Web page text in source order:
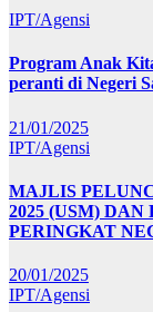
IPT/Agensi
Program Anak
peranti di Negeri
21/01/2025
IPT/Agensi
MAJLIS
2025 (USM)
PERINGKAT
20/01/2025
IPT/Agensi